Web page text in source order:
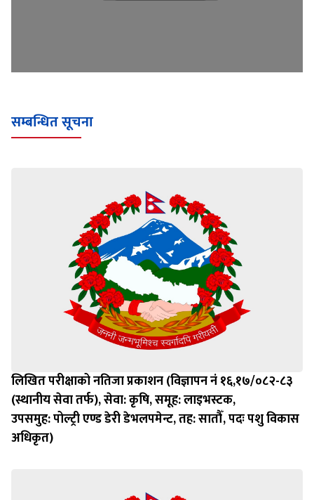
सम्बन्धित सूचना
लिखित परीक्षाको नतिजा प्रकाशन (विज्ञापन नं १६,१७/०८२-८३
(स्थानीय सेवा तर्फ), सेवा: कृषि, समूह: लाइभस्टक,
उपसमुह: पोल्ट्री एण्ड डेरी डेभलपमेन्ट, तह: सातौँ, पदः पशु विकास
अधिकृत)